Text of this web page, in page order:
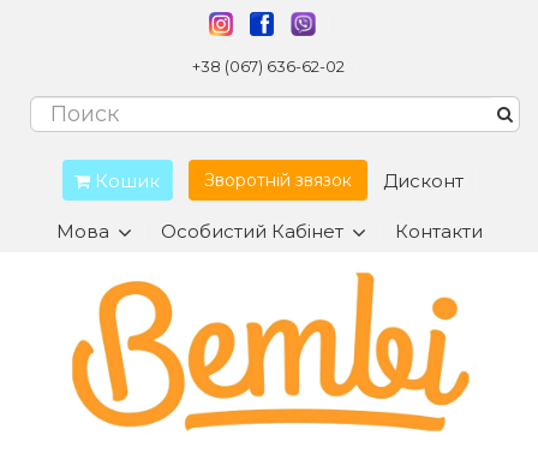
+38 (067) 636-62-02
Кошик Зворотній звязок Дисконт
Мова Особистий Кабінет Контакти